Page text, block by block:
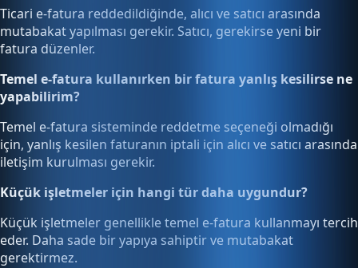
Ticari e-fatura reddedildiğinde, alıcı ve satıcı arasında
mutabakat yapılması gerekir. Satıcı, gerekirse yeni bir
fatura düzenler.
Temel e-fatura kullanırken bir fatura yanlış kesilirse ne
yapabilirim?
Temel e-fatura sisteminde reddetme seçeneği olmadığı
için, yanlış kesilen faturanın iptali için alıcı ve satıcı arasında
iletişim kurulması gerekir.
Küçük işletmeler için hangi tür daha uygundur?
Küçük işletmeler genellikle temel e-fatura kullanmayı tercih
eder. Daha sade bir yapıya sahiptir ve mutabakat
gerektirmez.